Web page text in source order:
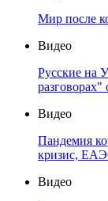
Мир после
Видео
Русские на
Видео
Пандемия
кризис,
Видео